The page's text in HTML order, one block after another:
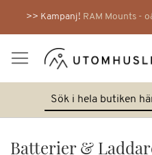
>> Kampanj! RAM Mounts -
Batterier &